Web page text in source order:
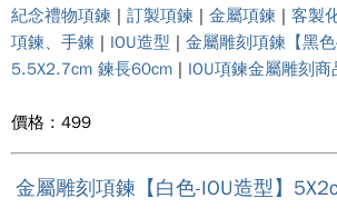
紀念禮物項鍊 | 訂製項鍊 | 金屬項鍊 | 客製
項鍊、手鍊 | IOU造型 | 金屬雕刻項鍊【黑
5.5X2.7cm 鍊長60cm | IOU項鍊金屬雕刻商
價格 : 499
金屬雕刻項鍊【白色-IOU造型】